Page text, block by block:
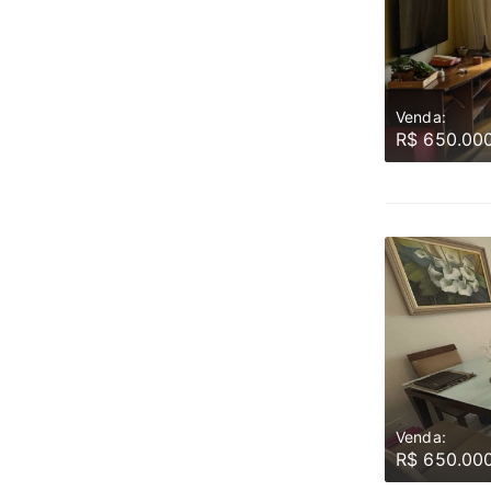
Venda:
R$
Venda:
R$